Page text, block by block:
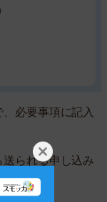
必要事項に記入
られる申し込み